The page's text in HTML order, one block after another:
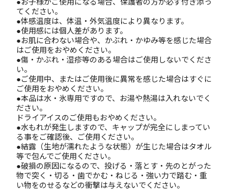
●お子様がご使用になる場合、保護者の方が必ず付き添っ
てください。
●体感温度は、体温・外気温度により異なります。
●使用感には個人差があります。
●お肌に合わない場合や、かぶれ・かゆみ等を感じた場合
はご使用をおやめください。
●傷・かぶれ・湿疹等のある場合はご使用しないでくださ
い。
●ご使用中、またはご使用後に異常を感じた場合はすぐに
ご使用をおやめください。
●本品は水・氷専用ですので、お湯や熱湯は入れないでく
ださい。
ドライアイスのご使用もおやめください。
●水もれが発生しますので、キャップが完全にしまってい
る事をご確認後、ご使用ください。
●結露（生地が濡れたような状態）が生じた場合はタオル
等で包んでご使用ください。
●破損の原因になるので、投げる・落とす・先のとがった
物で突く・切る・歯でかむ・ねじる・強い力で踏む・重
い物をのせるなどの衝撃は与えないでください。